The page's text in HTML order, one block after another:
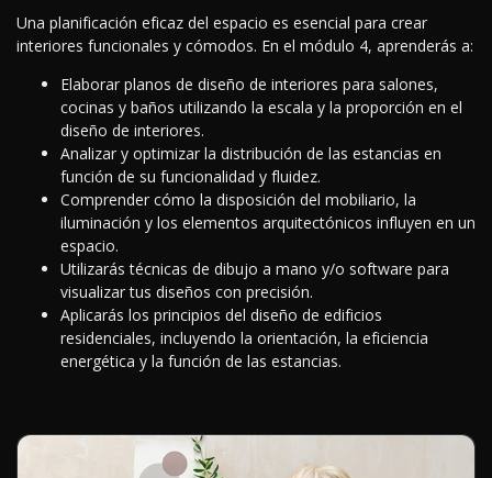
Una planificación eficaz del espacio es esencial para crear
interiores funcionales y cómodos. En el módulo 4, aprenderás a:
Elaborar planos de diseño de interiores para salones,
cocinas y baños utilizando la escala y la proporción en el
diseño de interiores.
Analizar y optimizar la distribución de las estancias en
función de su funcionalidad y fluidez.
Comprender cómo la disposición del mobiliario, la
iluminación y los elementos arquitectónicos influyen en un
espacio.
Utilizarás técnicas de dibujo a mano y/o software para
visualizar tus diseños con precisión.
Aplicarás los principios del diseño de edificios
residenciales, incluyendo la orientación, la eficiencia
energética y la función de las estancias.